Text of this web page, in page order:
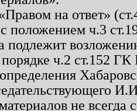
на ответ»
с положением ч.3
подлежит
ч.2 ст.152
не